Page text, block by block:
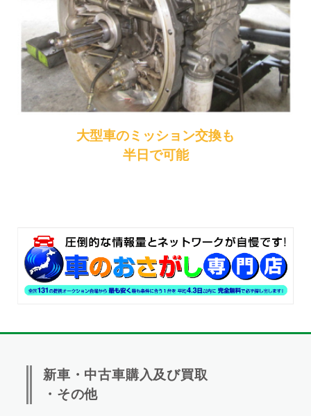
大型車のミッション交換も
半日で可能
新車・中古車購入及び買取
・その他